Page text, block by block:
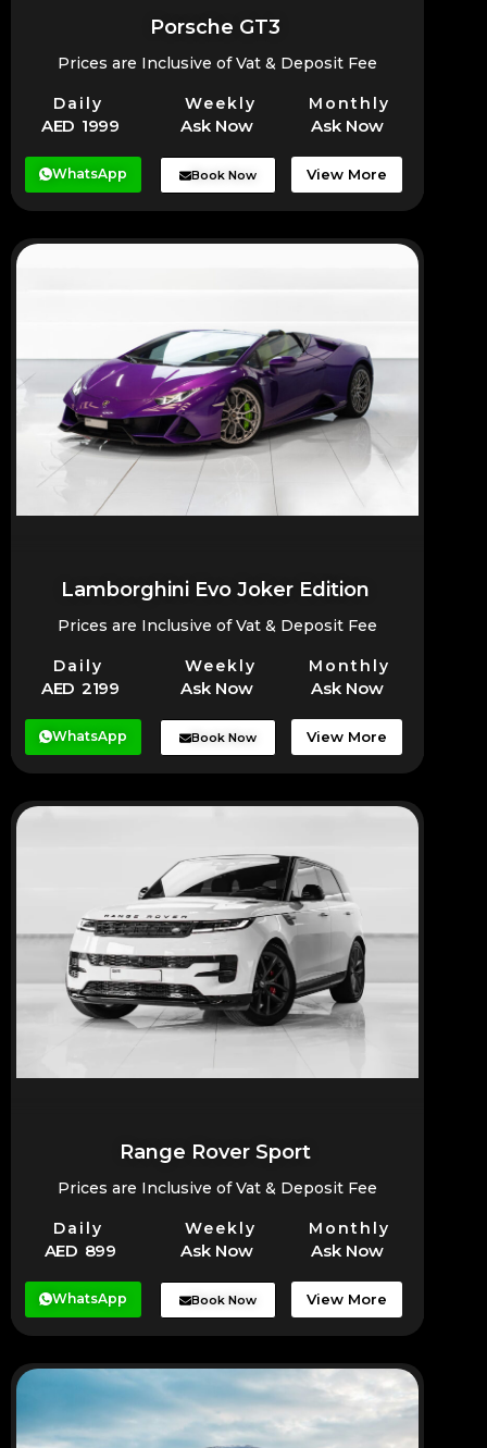
Porsche GT3
Prices are Inclusive of Vat & Deposit Fee
Daily Weekly Monthly
AED 1999 Ask Now Ask Now
WhatsApp Book Now View More
Lamborghini Evo Joker Edition
Prices are Inclusive of Vat & Deposit Fee
Daily Weekly Monthly
AED 2199 Ask Now Ask Now
WhatsApp Book Now View More
Range Rover Sport
Prices are Inclusive of Vat & Deposit Fee
Daily Weekly Monthly
AED 899 Ask Now Ask Now
WhatsApp Book Now View More